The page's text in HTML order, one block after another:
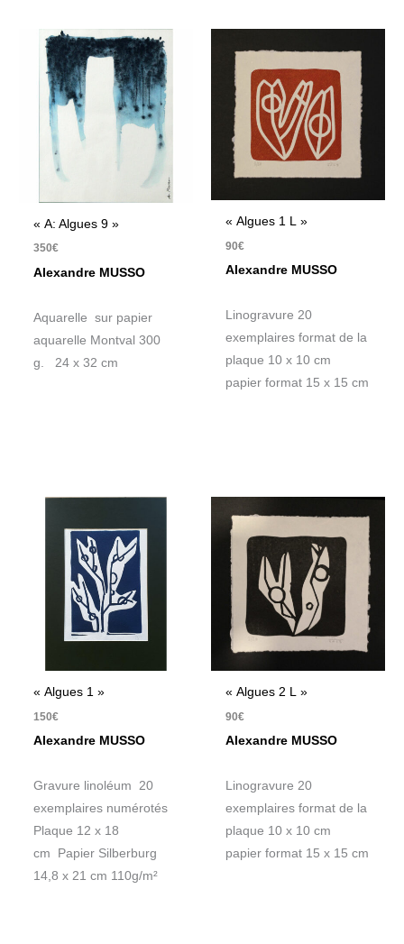
« A: Algues 9 »
350€
Alexandre MUSSO
Aquarelle sur papier
aquarelle Montval 300
g. 24 x 32 cm
« Algues 1 L »
90€
Alexandre MUSSO
Linogravure 20
exemplaires format de la
plaque 10 x 10 cm
papier format 15 x 15 cm
« Algues 1 »
150€
Alexandre MUSSO
Gravure linoléum 20
exemplaires numérotés
Plaque 12 x 18
cm Papier Silberburg
14,8 x 21 cm 110g/m²
« Algues 2 L »
90€
Alexandre MUSSO
Linogravure 20
exemplaires format de la
plaque 10 x 10 cm
papier format 15 x 15 cm